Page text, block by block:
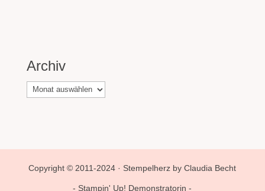
Archiv
Archiv
Copyright © 2011-2024 · Stempelherz by Claudia Becht
- Stampin' Up! Demonstratorin -